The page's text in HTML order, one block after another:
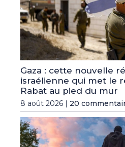
Gaza : cette nouvelle
israélienne qui met le
Rabat au pied du mur
8 août 2026 | 20